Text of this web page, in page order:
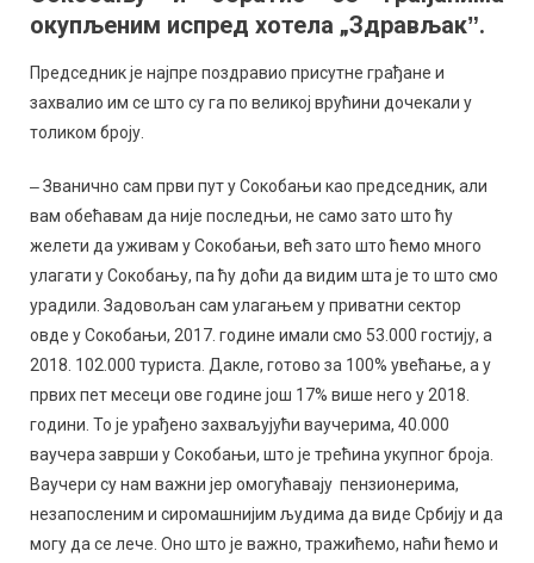
поновни
долазак
у
окупљеним испред хотела „Здрављакˮ.
Председник је најпре поздравио присутне грађане и
захвалио им се што су га по великој врућини дочекали у
толиком броју.
‒ Званично сам први пут у Сокобањи као председник, али
вам обећавам да није последњи, не само зато што ћу
желети да уживам у Сокобањи, већ зато што ћемо много
улагати у Сокобању, па ћу доћи да видим шта је то што смо
урадили. Задовољан сам улагањем у приватни сектор
овде у Сокобањи, 2017. године имали смо 53.000 гостију, а
2018. 102.000 туриста. Дакле, готово за 100% увећање, а у
првих пет месеци ове године још 17% више него у 2018.
години. То је урађено захваљујући ваучерима, 40.000
ваучера заврши у Сокобањи, што је трећина укупног броја.
Ваучери су нам важни јер омогућавају пензионерима,
незапосленим и сиромашнијим људима да виде Србију и да
могу да се лече. Оно што је важно, тражићемо, наћи ћемо и